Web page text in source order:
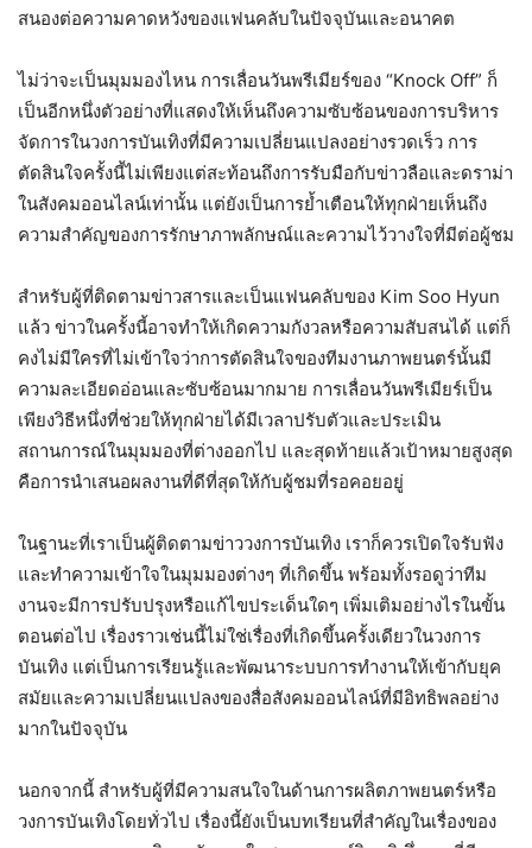
สนองต่อความคาดหวังของแฟนคลับในปัจจุบันและอนาคต
ไม่ว่าจะเป็นมุมมองไหน การเลื่อนวันพรีเมียร์ของ “Knock Off” ก็
เป็นอีกหนึ่งตัวอย่างที่แสดงให้เห็นถึงความซับซ้อนของการบริหาร
จัดการในวงการบันเทิงที่มีความเปลี่ยนแปลงอย่างรวดเร็ว การ
ตัดสินใจครั้งนี้ไม่เพียงแต่สะท้อนถึงการรับมือกับข่าวลือและดราม่า
ในสังคมออนไลน์เท่านั้น แต่ยังเป็นการย้ำเตือนให้ทุกฝ่ายเห็นถึง
ความสำคัญของการรักษาภาพลักษณ์และความไว้วางใจที่มีต่อผู้ชม
สำหรับผู้ที่ติดตามข่าวสารและเป็นแฟนคลับของ Kim Soo Hyun
แล้ว ข่าวในครั้งนี้อาจทำให้เกิดความกังวลหรือความสับสนได้ แต่ก็
คงไม่มีใครที่ไม่เข้าใจว่าการตัดสินใจของทีมงานภาพยนตร์นั้นมี
ความละเอียดอ่อนและซับซ้อนมากมาย การเลื่อนวันพรีเมียร์เป็น
เพียงวิธีหนึ่งที่ช่วยให้ทุกฝ่ายได้มีเวลาปรับตัวและประเมิน
สถานการณ์ในมุมมองที่ต่างออกไป และสุดท้ายแล้วเป้าหมายสูงสุด
คือการนำเสนอผลงานที่ดีที่สุดให้กับผู้ชมที่รอคอยอยู่
ในฐานะที่เราเป็นผู้ติดตามข่าววงการบันเทิง เราก็ควรเปิดใจรับฟัง
และทำความเข้าใจในมุมมองต่างๆ ที่เกิดขึ้น พร้อมทั้งรอดูว่าทีม
งานจะมีการปรับปรุงหรือแก้ไขประเด็นใดๆ เพิ่มเติมอย่างไรในขั้น
ตอนต่อไป เรื่องราวเช่นนี้ไม่ใช่เรื่องที่เกิดขึ้นครั้งเดียวในวงการ
บันเทิง แต่เป็นการเรียนรู้และพัฒนาระบบการทำงานให้เข้ากับยุค
สมัยและความเปลี่ยนแปลงของสื่อสังคมออนไลน์ที่มีอิทธิพลอย่าง
มากในปัจจุบัน
นอกจากนี้ สำหรับผู้ที่มีความสนใจในด้านการผลิตภาพยนตร์หรือ
วงการบันเทิงโดยทั่วไป เรื่องนี้ยังเป็นบทเรียนที่สำคัญในเรื่องของ